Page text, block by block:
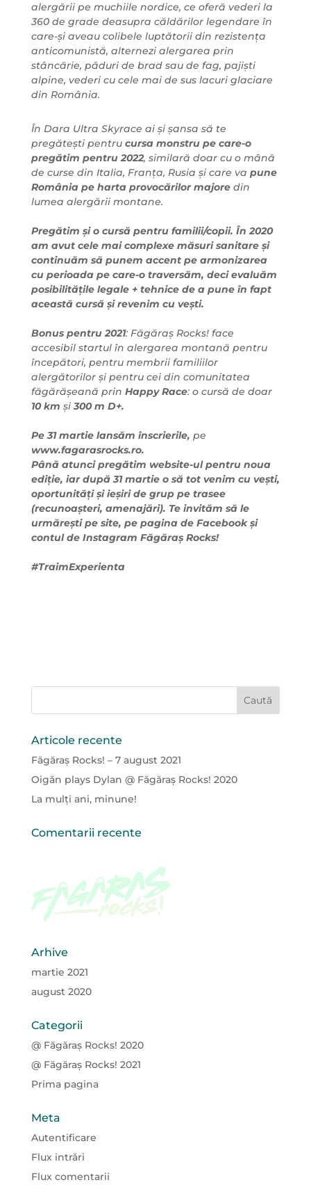
alergării pe muchiile nordice, ce oferă vederi la
360 de grade deasupra căldărilor legendare în
care-și aveau colibele luptătorii din rezistența
anticomunistă, alternezi alergarea prin
stâncărie, păduri de brad sau de fag, pajiști
alpine, vederi cu cele mai de sus lacuri glaciare
din România.
În Dara Ultra Skyrace ai și șansa să te
pregătești pentru cursa monstru pe care-o
pregătim pentru 2022, similară doar cu o mână
de curse din Italia, Franța, Rusia și care va pune
România pe harta provocărilor majoredin
lumea alergării montane.
Pregătim și o cursă pentru familii/copii. În 2020
am avut cele mai complexe măsuri sanitare și
continuăm să punem accent pe armonizarea
cu perioada pe care-o traversăm, deci evaluăm
posibilitățile legale + tehnice de a pune în fapt
această cursă și revenim cu vești.
Bonus pentru 2021: Făgăraș Rocks! face
accesibil startul în alergarea montană pentru
începători, pentru membrii familiilor
alergătorilor și pentru cei din comunitatea
făgărășeană prin Happy Race: o cursă de doar
10 km și300 m D+.
Pe 31 martie lansăm înscrierile, pe
www.fagarasrocks.ro.
Până atunci pregătim website-ul pentru noua
ediție, iar după 31 martie o să tot venim cu vești,
oportunități și ieșiri de grup pe trasee
(recunoașteri, amenajări). Te invităm să le
urmărești pe site, pe pagina de Facebook și
contul de Instagram Făgăraș Rocks!
#TraimExperienta
Articole recente
Făgăraș Rocks! – 7 august 2021
Oigăn plays Dylan @ Făgăraș Rocks! 2020
La mulți ani, minune!
Comentarii recente
Arhive
martie 2021
august 2020
Categorii
@ Făgăraș Rocks! 2020
@ Făgăraș Rocks! 2021
Prima pagina
Meta
Autentificare
Flux intrări
Flux comentarii